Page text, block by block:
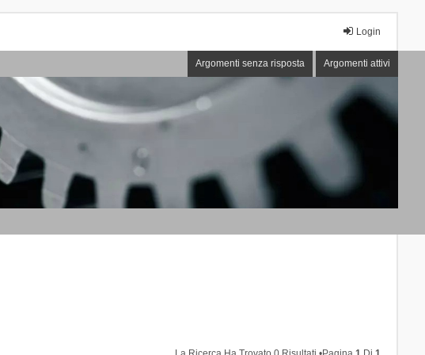
Login
Argomenti senza risposta Argomenti attivi